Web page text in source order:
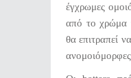
έγχρωμες
από το χρώμα
θα επιτραπεί